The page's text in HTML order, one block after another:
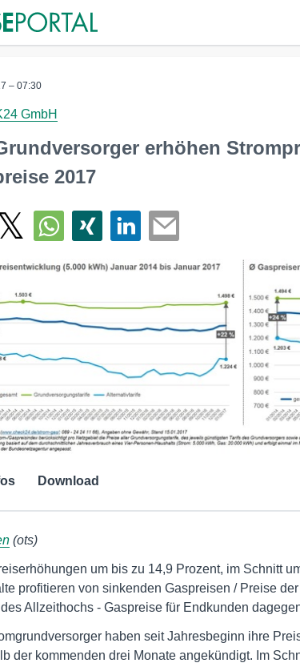
– 07:30
GmbH
erhöhen
2017
Download
(ots)
um bis zu 14,9 Prozent, im Schnitt
profitieren von sinkenden Gaspreisen / Preise
Allzeithochs - Gaspreise für Endkunden
haben seit Jahresbeginn ihre
der kommenden drei Monate angekündigt. Im